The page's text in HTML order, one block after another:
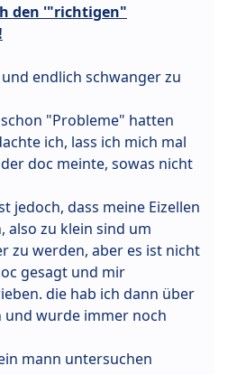
den '"richtigen"
endlich schwanger zu
"Probleme" hatten
ich, lass ich mich mal
doc meinte, sowas nicht
jedoch, dass meine Eizellen
also zu klein sind um
zu werden, aber es ist nicht
gesagt und mir
die hab ich dann über
wurde immer noch
mann untersuchen